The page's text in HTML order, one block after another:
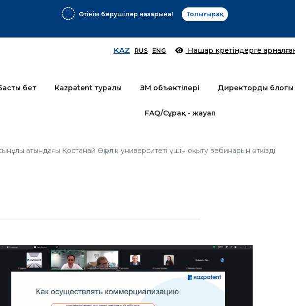
Өтінім берушілер назарына! Толығырақ
KAZ RUS ENG Нашар көретіндерге
бет Kazpatent туралы ЗМ объектілері Директордың блогы
FAQ/Сұрақ - жауап
атындағы Қостанай Өңірлік университеті үшін оқыту вебинарын өткізді